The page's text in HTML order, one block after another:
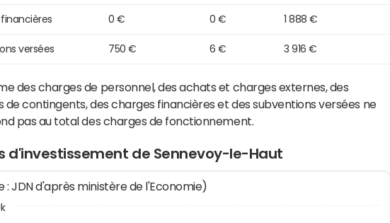
0 € 0 € 1 888 €
versées 750 € 6 € 3 916 €
des charges de personnel, des achats et charges externes, des
de contingents, des charges financières et des subventions versées ne
pas au total des charges de fonctionnement.
d'investissement de Sennevoy-le-Haut
: JDN d'après ministère de l'Economie)